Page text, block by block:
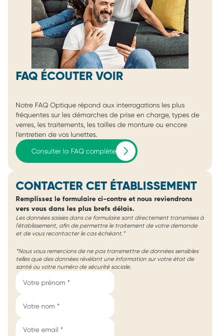
FAQ ÉCOUTER VOIR
Notre FAQ Optique répond aux interrogations les plus
fréquentes sur les démarches de prise en charge, types de
verres, les traitements, les tailles de monture ou encore
l’entretien de vos lunettes.
Consulter la FAQ complète
CONTACTER CET ÉTABLISSEMENT
Remplissez le formulaire ci-contre et nous reviendrons
vers vous dans les plus brefs délais.
Les données saisies dans ce formulaire sont directement transmises à
l'établissement, afin de permettre le traitement de votre demande
et de vous recontacter le cas échéant.*
*Nous vous remercions de ne pas transmettre de données sensibles
telles que des données révélant une information sur votre état de
santé ou votre numéro de sécurité sociale.